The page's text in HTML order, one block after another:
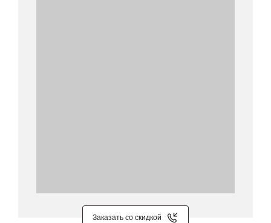
Заказать со скидкой